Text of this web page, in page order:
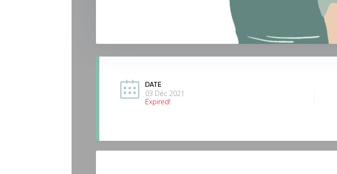
DATE
03 Déc 2021
Expired!